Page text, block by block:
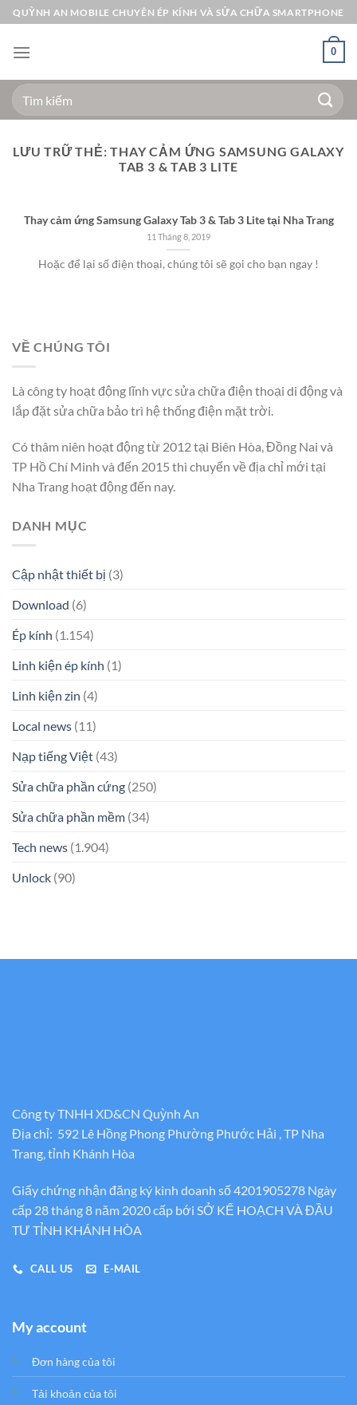
Bỏ
qua
nội
QUỲNH AN MOBILE CHUYÊN ÉP KÍNH VÀ SỬA CHỮA SMARTPHONE
0
Tìm
kiếm:
LƯU TRỮ THẺ:THAY CẢM ỨNG SAMSUNG GALAXY
TAB 3 & TAB 3 LITE
Thay cảm ứng Samsung Galaxy Tab 3 & Tab 3 Lite tại Nha Trang
11 Tháng 8, 2019
Hoặc để lại số điện thoại, chúng tôi sẽ gọi cho bạn ngay !
VỀ CHÚNG TÔI
Là công ty hoạt động lĩnh vực sửa chữa điện thoại di động và
lắp đặt sửa chữa bảo trì hệ thống điện mặt trời.
Có thâm niên hoạt động từ 2012 tại Biên Hòa, Đồng Nai và
TP Hồ Chí Minh và đến 2015 thì chuyển về địa chỉ mới tại
Nha Trang hoạt động đến nay.
DANH MỤC
Cập nhật thiết bị (3)
Download (6)
Ép kính (1.154)
Linh kiện ép kính (1)
Linh kiện zin (4)
Local news (11)
Nạp tiếng Việt (43)
Sửa chữa phần cứng (250)
Sửa chữa phần mềm (34)
Tech news (1.904)
Unlock (90)
Công ty TNHH XD&CN Quỳnh An
Địa chỉ: 592 Lê Hồng Phong Phường Phước Hải , TP Nha
Trang, tỉnh Khánh Hòa
Giấy chứng nhận đăng ký kinh doanh số 4201905278 Ngày
cấp 28 tháng 8 năm 2020 cấp bới SỞ KẾ HOẠCH VÀ ĐẦU
TƯ TỈNH KHÁNH HÒA
CALL US E-MAIL
My account
Đơn hàng của tôi
Tải khoản của tôi